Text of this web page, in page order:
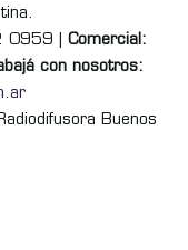
0959 | Comercial:
con nosotros:
Buenos